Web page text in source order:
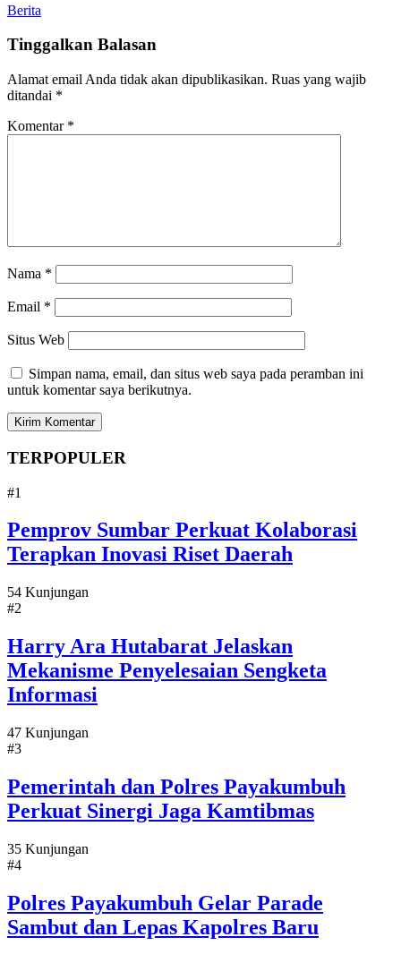
Berita
Tinggalkan Balasan
Alamat email Anda tidak akan dipublikasikan. Ruas yang wajib
ditandai *
Komentar *
Nama *
Email *
Situs Web
Simpan nama, email, dan situs web saya pada peramban ini
untuk komentar saya berikutnya.
TERPOPULER
#1
Pemprov Sumbar Perkuat Kolaborasi
Terapkan Inovasi Riset Daerah
54 Kunjungan
#2
Harry Ara Hutabarat Jelaskan
Mekanisme Penyelesaian Sengketa
Informasi
47 Kunjungan
#3
Pemerintah dan Polres Payakumbuh
Perkuat Sinergi Jaga Kamtibmas
35 Kunjungan
#4
Polres Payakumbuh Gelar Parade
Sambut dan Lepas Kapolres Baru